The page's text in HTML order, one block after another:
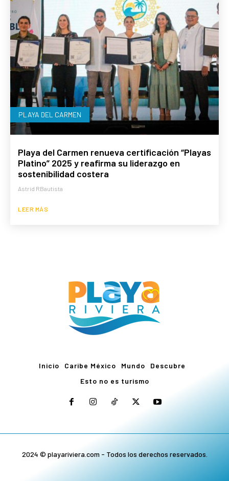
PLAYA DEL CARMEN
Playa del Carmen renueva certificación “Playas
Platino” 2025 y reafirma su liderazgo en
sostenibilidad costera
Astrid RBautista
LEER MÁS
Inicio Caribe México Mundo
Descubre
Esto no es turismo
2024 © playariviera.com - Todos los derechos reservados.